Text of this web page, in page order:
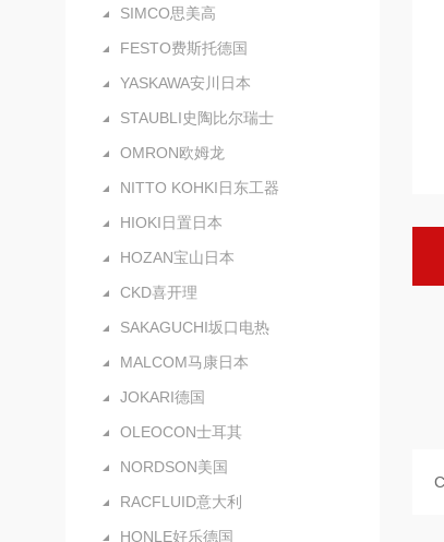
SIMCO思美高
FESTO费斯托德国
YASKAWA安川日本
STAUBLI史陶比尔瑞士
OMRON欧姆龙
NITTO KOHKI日东工器
HIOKI日置日本
HOZAN宝山日本
CKD喜开理
SAKAGUCHI坂口电热
MALCOM马康日本
JOKARI德国
OLEOCON士耳其
NORDSON美国
RACFLUID意大利
HONLE好乐德国